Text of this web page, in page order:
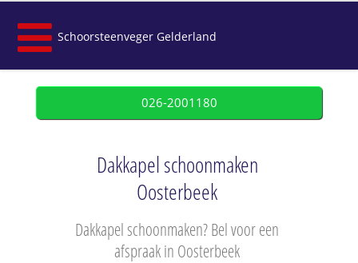
Schoorsteenveger Gelderland
026-2001180
Dakkapel schoonmaken
Oosterbeek
Dakkapel schoonmaken? Bel voor een
afspraak in Oosterbeek